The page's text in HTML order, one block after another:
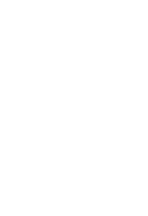
blev der
fyldte
af lærere
undervisning.